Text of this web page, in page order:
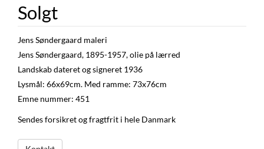
Solgt
Jens Søndergaard maleri
Jens Søndergaard, 1895-1957, olie på lærred
Landskab dateret og signeret 1936
Lysmål: 66x69cm. Med ramme: 73x76cm
Emne nummer: 451
Sendes forsikret og fragtfrit i hele Danmark